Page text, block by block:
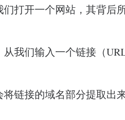
打开一个网站，其背后
我们输入一个链接（
链接的域名部分提取出